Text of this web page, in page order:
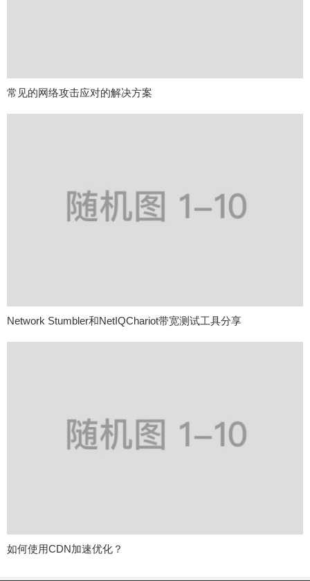
常见的网络攻击应对的解决方案
Network Stumbler和NetIQChariot带宽测试工具分享
如何使用CDN加速优化？